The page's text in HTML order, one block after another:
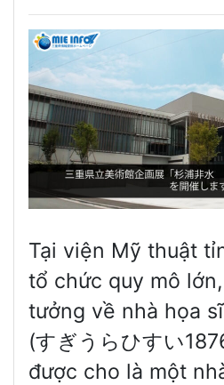
Tại viện Mỹ thuật
tổ chức quy mô
tưởng về nhà họa
(すぎうらひすい
được cho là một